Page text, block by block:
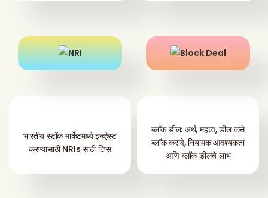
भारतीय स्टॉक मार्केटमध्ये इन्व्हेस्ट
करण्यासाठी NRIs साठी टिप्स
ब्लॉक डील: अर्थ, महत्त्व, डील कसे
ब्लॉक करावे, नियामक आवश्यकता
आणि ब्लॉक डीलचे लाभ